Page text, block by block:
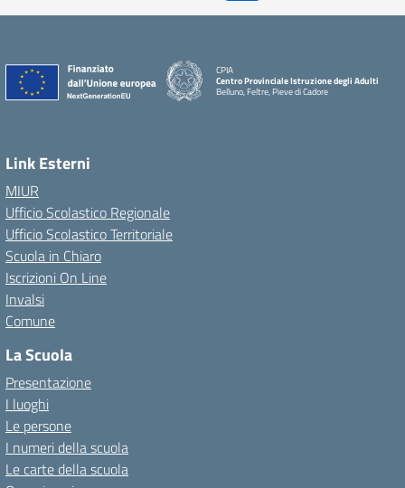
CPIA
Centro Provinciale Istruzione degli Adulti
Belluno, Feltre, Pieve di Cadore
Link Esterni
MIUR
Ufficio Scolastico Regionale
Ufficio Scolastico Territoriale
Scuola in Chiaro
Iscrizioni On Line
Invalsi
Comune
La Scuola
Presentazione
I luoghi
Le persone
I numeri della scuola
Le carte della scuola